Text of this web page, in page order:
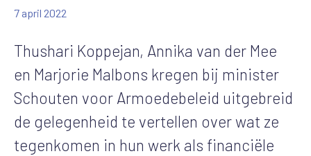
7 april 2022
Thushari Koppejan, Annika van der Mee
en Marjorie Malbons kregen bij minister
Schouten voor Armoedebeleid uitgebreid
de gelegenheid te vertellen over wat ze
tegenkomen in hun werk als financiële